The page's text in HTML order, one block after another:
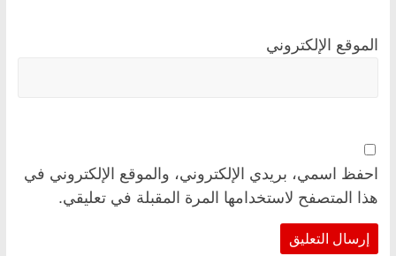
الموقع الإلكتروني
احفظ اسمي، بريدي الإلكتروني، والموقع الإلكتروني في
هذا المتصفح لاستخدامها المرة المقبلة في تعليقي.